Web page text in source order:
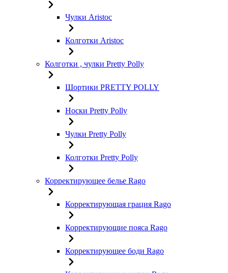
Чулки Aristoc
Колготки Aristoc
Колготки , чулки Pretty Polly
Шортики PRETTY POLLY
Носки Pretty Polly
Чулки Pretty Polly
Колготки Pretty Polly
Корректирующее белье Rago
Корректирующая грация Rago
Корректирующие пояса Rago
Корректирующее боди Rago